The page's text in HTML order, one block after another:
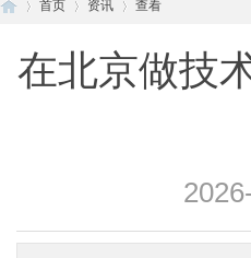
首页 资讯 查看
在北京做技